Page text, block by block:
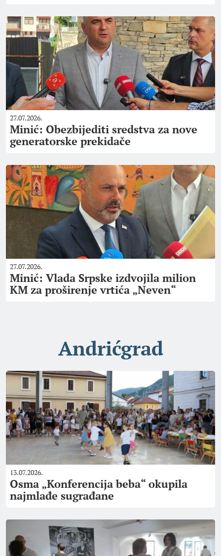
27.07.2026.
Minić: Obezbijediti sredstva za nove
generatorske prekidače
27.07.2026.
Minić: Vlada Srpske izdvojila milion
KM za proširenje vrtića „Neven“
Andrićgrad
13.07.2026.
Osma „Konferencija beba“ okupila
najmlađe sugrađane